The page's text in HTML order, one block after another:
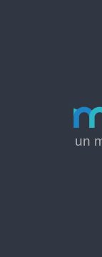
un